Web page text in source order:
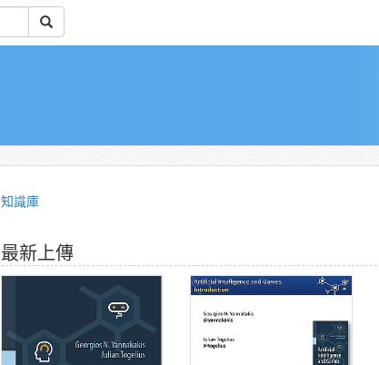
知識庫
最新上傳